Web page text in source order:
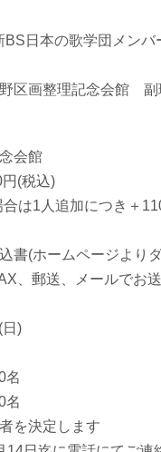
BS日本の歌学団メン
区画整理記念会館 副
会館
円(税込)
は1人追加につき＋
書(ホームページより
、郵送、メールでお
)
名
名
を決定します